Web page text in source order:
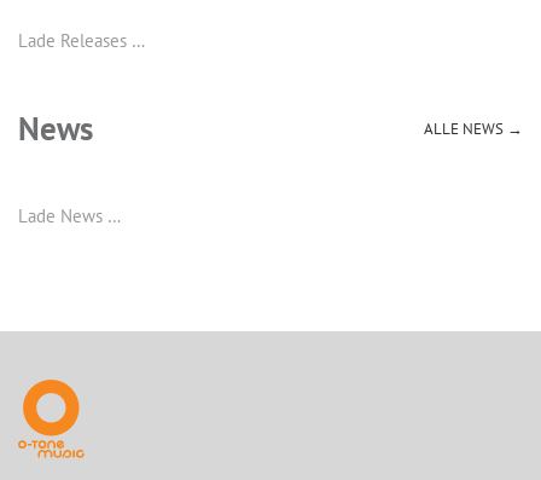
Lade Releases …
News ALLE NEWS →
Lade News …